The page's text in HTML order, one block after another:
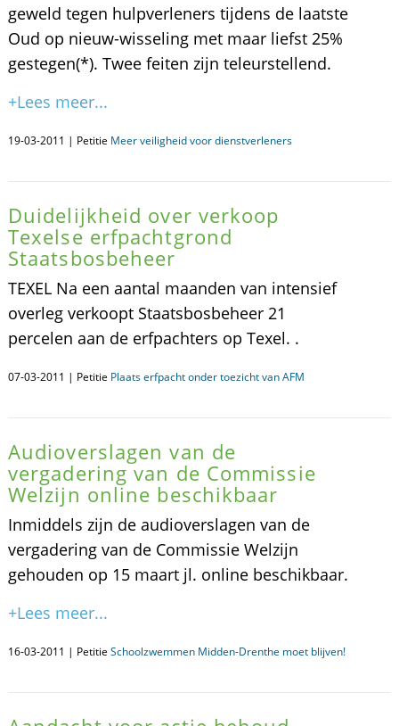
geweld tegen hulpverleners tijdens de laatste
Oud op nieuw-wisseling met maar liefst 25%
gestegen(*). Twee feiten zijn teleurstellend.
+Lees meer...
19-03-2011 | Petitie Meer veiligheid voor dienstverleners
Duidelijkheid over verkoop
Texelse erfpachtgrond
Staatsbosbeheer
TEXEL Na een aantal maanden van intensief
overleg verkoopt Staatsbosbeheer 21
percelen aan de erfpachters op Texel. .
07-03-2011 | Petitie Plaats erfpacht onder toezicht van AFM
Audioverslagen van de
vergadering van de Commissie
Welzijn online beschikbaar
Inmiddels zijn de audioverslagen van de
vergadering van de Commissie Welzijn
gehouden op 15 maart jl. online beschikbaar.
+Lees meer...
16-03-2011 | Petitie Schoolzwemmen Midden-Drenthe moet blijven!